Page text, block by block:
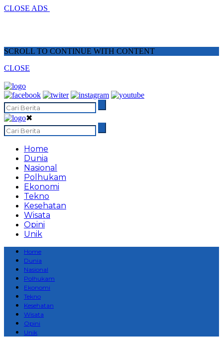
CLOSE ADS
SCROLL TO CONTINUE WITH CONTENT
CLOSE
✖
Home
Dunia
Nasional
Polhukam
Ekonomi
Tekno
Kesehatan
Wisata
Opini
Unik
Home
Dunia
Nasional
Polhukam
Ekonomi
Tekno
Kesehatan
Wisata
Opini
Unik